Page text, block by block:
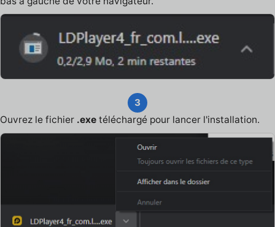
3
Ouvrez le fichier .exe téléchargé pour lancer l'installation.